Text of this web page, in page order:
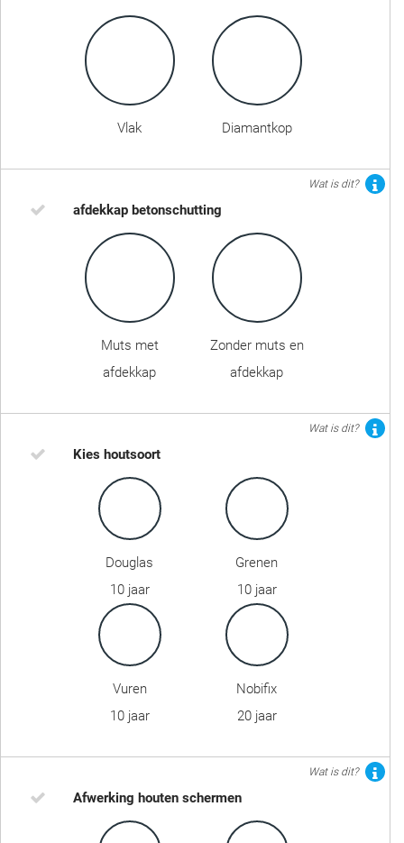
Vlak Diamantkop
Wat is dit?
afdekkap betonschutting
Muts met
afdekkap
Zonder muts en
afdekkap
Wat is dit?
Kies houtsoort
Douglas
10 jaar
Grenen
10 jaar
Vuren
10 jaar
Nobifix
20 jaar
Wat is dit?
Afwerking houten schermen